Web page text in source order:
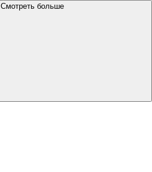
Смотреть больше